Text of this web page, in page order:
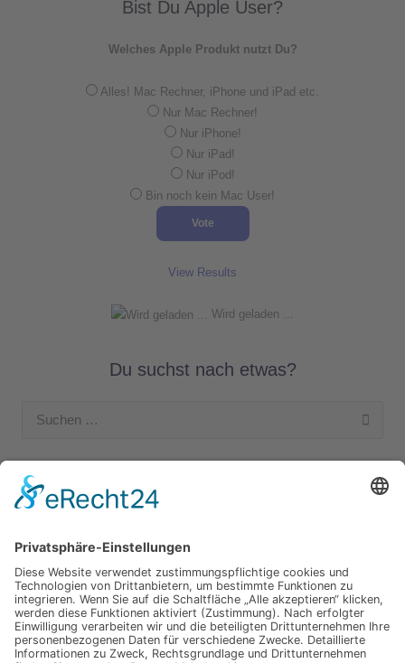
Bist Du Apple User?
Welches Apple Produkt nutzt Du?
Alles! Mac Rechner, iPhone und iPad etc.
Nur Mac Rechner!
Nur iPhone!
Nur iPad!
Nur iPod!
Bin noch kein Mac User!
View Results
Wird geladen ...
Du suchst nach etwas?
Suchen
Unsere Kategorien
Apple Intern
Apple Software
Nützliches Apple Zubehör
Gut zu wissen
iPad und iPod
iPhone